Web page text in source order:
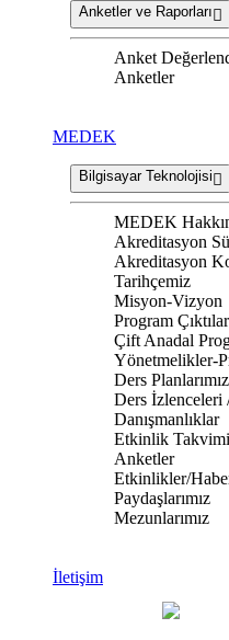
Anketler ve Raporları
Anket
Anketler
MEDEK
Bilgisayar Teknolojisi
MEDEK
Akreditasyon
Akreditasyon
Tarihçemiz
Misyon-Vizyon
Program
Çift Anadal
Yönetmelikler-
Ders Planlarımız
Ders İzlenceleri
Danışmanlıklar
Etkinlik Takvimi
Anketler
Etkinlikler/
Paydaşlarımız
Mezunlarımız
İletişim